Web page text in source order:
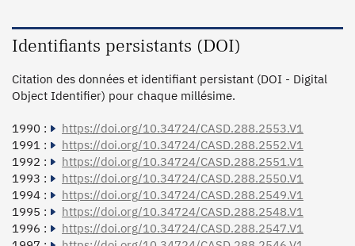
Identifiants persistants (DOI)
Citation des données et identifiant persistant (DOI - Digital
Object Identifier) pour chaque millésime.
1990 :
https://doi.org/10.34724/CASD.288.2553.V1
1991 :
https://doi.org/10.34724/CASD.288.2552.V1
1992 :
https://doi.org/10.34724/CASD.288.2551.V1
1993 :
https://doi.org/10.34724/CASD.288.2550.V1
1994 :
https://doi.org/10.34724/CASD.288.2549.V1
1995 :
https://doi.org/10.34724/CASD.288.2548.V1
1996 :
https://doi.org/10.34724/CASD.288.2547.V1